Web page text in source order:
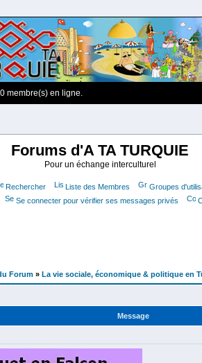
membre(s) en ligne.
Forums d'A TA TURQUIE
Pour un échange interculturel
Rechercher Liste des Membres
Groupes
Se connecter pour vérifier ses messages privés
Forum » La vie sociale, économique & politique en
Message